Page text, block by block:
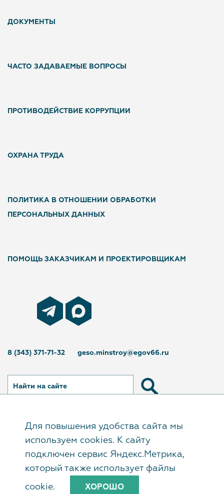
ДОКУМЕНТЫ
ЧАСТО ЗАДАВАЕМЫЕ ВОПРОСЫ
ПРОТИВОДЕЙСТВИЕ КОРРУПЦИИ
ОХРАНА ТРУДА
ПОЛИТИКА В ОТНОШЕНИИ ОБРАБОТКИ
ПЕРСОНАЛЬНЫХ ДАННЫХ
ПОМОЩЬ ЗАКАЗЧИКАМ И ПРОЕКТИРОВЩИКАМ
8 (343) 371-71-32 geso.minstroy@egov66.ru
Найти на сайте
© Государственное автономное учреждение
Свердловской области «Управление
государственной экспертизы», 2017–2026
Для повышения удобства сайта мы
используем cookies. К сайту
подключен сервис Яндекс.Метрика,
который также использует файлы
cookie. ХОРОШО